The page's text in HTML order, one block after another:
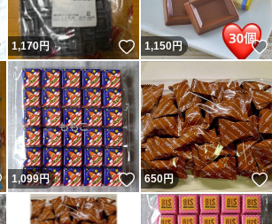
いいね！
1,170円 いいね！
1,150円
いいね！
1,099円 いいね！
650円